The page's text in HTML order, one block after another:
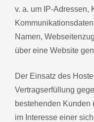
v. a. um IP-Adressen,
Namen,
über eine Website
Der Einsatz des
Vertragserfüllung
bestehenden Kunden
im Interesse einer